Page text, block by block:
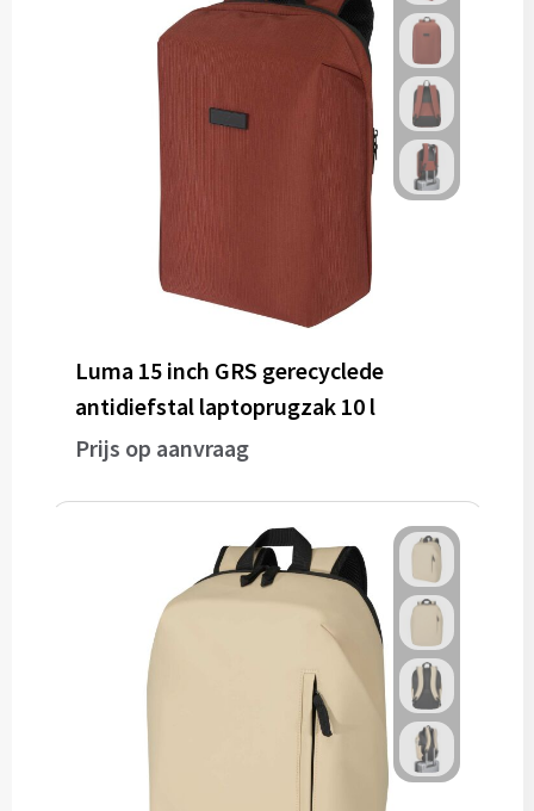
Persoonlijke verzorging
Luma 15 inch GRS gerecyclede
antidiefstal laptoprugzak 10 l
Prijs op aanvraag